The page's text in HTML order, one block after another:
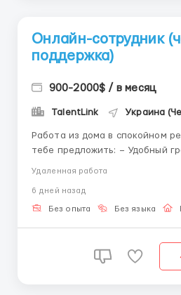
Онлайн-сотрудник
поддержка)
900-2000$ / в месяц
TalentLink Украина
Работа из дома в спокойном режиме. Что
тебе предложить: – Удобный
доход – Обучение с нуля – Только
будешь заниматься : – Вести
в текстовом формате –
шаблонам ...
Удаленная работа
6 дней назад
Без опыта Без языка